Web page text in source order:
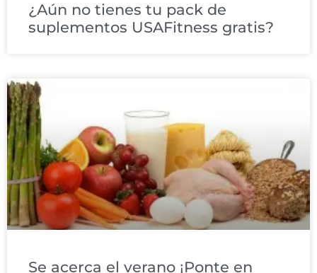
¿Aún no tienes tu pack de
suplementos USAFitness gratis?
Se acerca el verano ¡Ponte en